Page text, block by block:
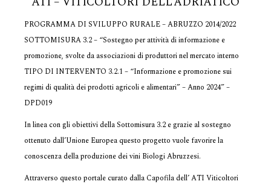
PROGRAMMA DI SVILUPPO RURALE – ABRUZZO 2014/2022
SOTTOMISURA 3.2 – “Sostegno per attività di informazione e
promozione, svolte da associazioni di produttori nel mercato interno
TIPO DI INTERVENTO 3.2.1 – “Informazione e promozione sui
regimi di qualità dei prodotti agricoli e alimentari” – Anno 2024” –
DPD019
In linea con gli obiettivi della Sottomisura 3.2 e grazie al sostegno
ottenuto dall’Unione Europea questo progetto vuole favorire la
conoscenza della produzione dei vini Biologi Abruzzesi.
Attraverso questo portale curato dalla Capofila dell’ ATI Viticoltori